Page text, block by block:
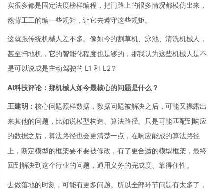
实很多都是固定法度榜样编程，把门路上的很多情况都模仿出来，
然背工工的编一些规矩，让它去遵守这些规矩。
这就跟传统机械人差不多。像如今的割草机、泳池、清洗机械人，
甚至扫地机，它的智能化程度也是够的，那我认为这些机械人是不
是可以说成是主动驾驶的 L1 和 L2？
AI科技评论：那机械人如今最核心的问题是什么？
王建明： 核心问题照样数据，数据问题被解决之后，可能又裸露出
来其他的问题，比如说模型构造、算法路径。只是可能匹配到响应
的数据之后，算法路径也会更清楚一点，在响应能成的算法路径
上，断定模型的框架要不要被修改，有了更合适的模型框架，最终
回到解决到这个行业的问题，通用义务的完成度、靠得住性。
去做落地的时刻，可能有更多问题。所以全部环节问题有太多了，